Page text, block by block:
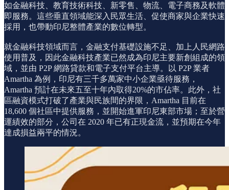
如金融科技、教育技術科技、新零售、物流、電子商務及軟體
即服務。這些垂直領域能深入民眾生活、促使商家與企業快速
採用，也帶動印尼整體產業的數位轉型。
就金融科技領域而言，金融支付基礎設施不足、加上人民網路
使用普及，因此金融科技產業已然成為印尼主要新創組成的領
域，並由 P2P 網路貸款和電子支付平台主導。以 P2P 業者
Amartha 為例，印尼有三千多萬家中小企業亟待服務，
Amartha 預計在未來五至十年內取得20%的市佔率。此外，社
區融資模式打破了產業與民族間的界限，Amartha 目前在
18,600 個社區中提供服務，並開始進軍印尼東部市場；至於營
運績效的部分，公司在 2020 年已有正現金流，並預期在今年
達成損益兩平的情況。